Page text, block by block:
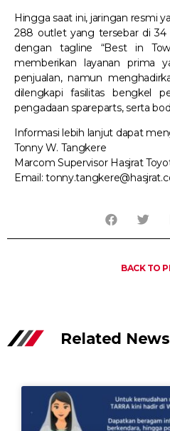
Hingga saat ini, jaringan resmi
288 outlet yang tersebar di 34
dengan tagline “Best in
memberikan layanan prima
penjualan, namun
dilengkapi fasilitas bengkel
pengadaan spareparts, serta
Informasi lebih lanjut dapat
Tonny W. Tangkere
Marcom Supervisor Hasjrat
Email:
BACK TO
Related News